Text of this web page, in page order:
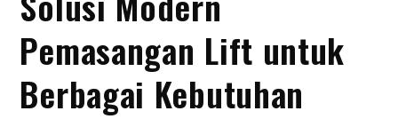
Pemasangan Lift untuk
Berbagai Kebutuhan